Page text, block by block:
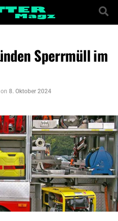
Sperrmüll im
on 8. Oktober 2024